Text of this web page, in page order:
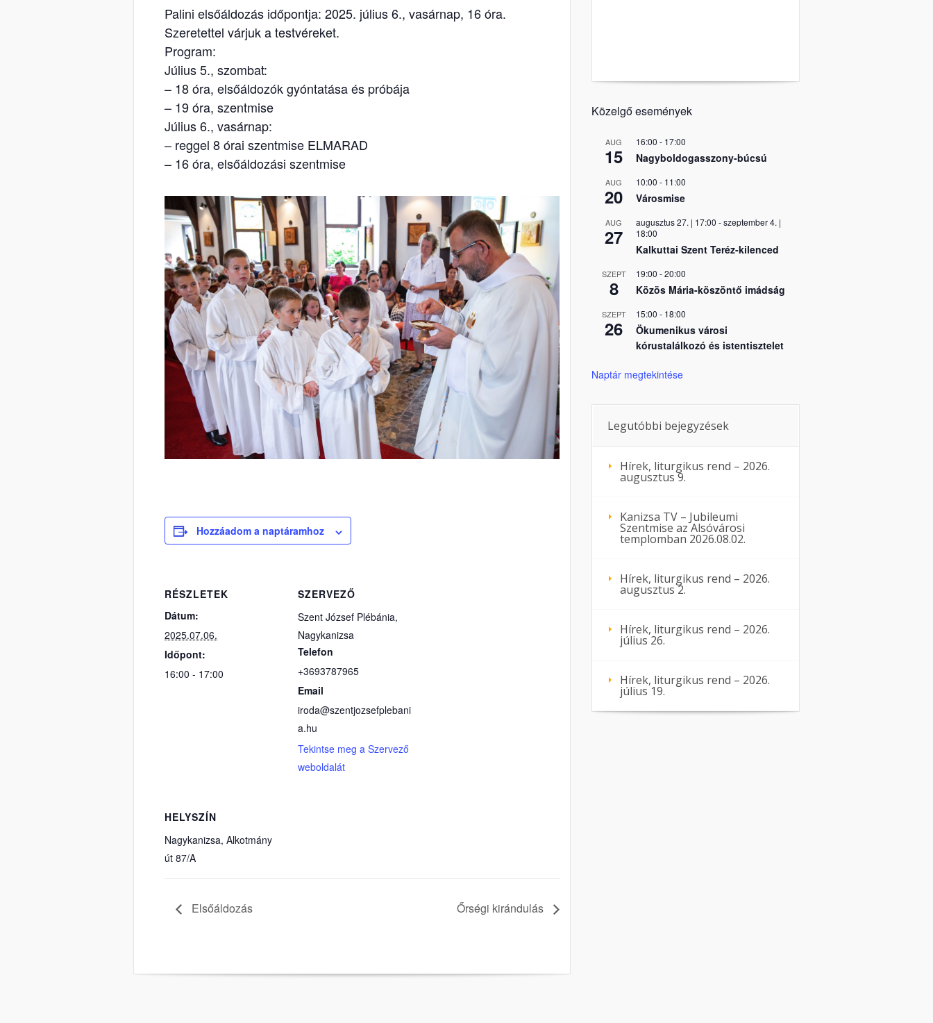
Palini elsőáldozás időpontja: 2025. július 6., vasárnap, 16 óra.
Szeretettel várjuk a testvéreket.
Program:
Július 5., szombat:
– 18 óra, elsőáldozók gyóntatása és próbája
– 19 óra, szentmise
Július 6., vasárnap:
– reggel 8 órai szentmise ELMARAD
– 16 óra, elsőáldozási szentmise
Hozzáadom a naptáramhoz
RÉSZLETEK
Dátum:
2025.07.06.
Időpont:
16:00 - 17:00
SZERVEZŐ
Szent József Plébánia,
Nagykanizsa
Telefon
+3693787965
Email
iroda@szentjozsefplebani
a.hu
Tekintse meg a Szervező
weboldalát
HELYSZÍN
Nagykanizsa, Alkotmány
út 87/A
Elsőáldozás Őrségi kirándulás
Közelgő események
AUG
15
16:00 - 17:00
Nagyboldogasszony-búcsú
AUG
20
10:00 - 11:00
Városmise
AUG
27
augusztus 27. | 17:00 -szeptember 4. |
18:00
Kalkuttai Szent Teréz-kilenced
SZEPT
8
19:00 -20:00
Közös Mária-köszöntő imádság
SZEPT
26
15:00 - 18:00
Ökumenikus városi
kórustalálkozó és istentisztelet
Naptár megtekintése
Legutóbbi bejegyzések
Hírek, liturgikus rend – 2026.
augusztus 9.
Kanizsa TV – Jubileumi
Szentmise az Alsóvárosi
templomban 2026.08.02.
Hírek, liturgikus rend – 2026.
augusztus 2.
Hírek, liturgikus rend – 2026.
július 26.
Hírek, liturgikus rend – 2026.
július 19.